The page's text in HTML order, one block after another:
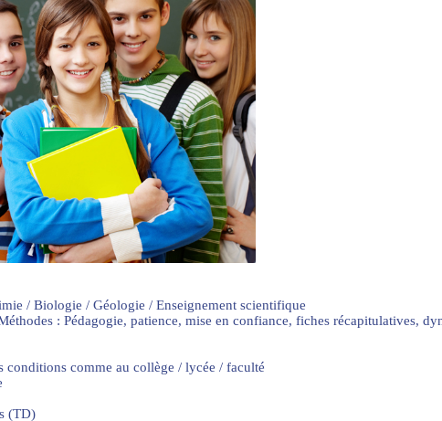
/ Biologie / Géologie / Enseignement scientifique
: Pédagogie, patience, mise en confiance, fiches récapitulatives,
conditions comme au collège / lycée / faculté
(TD)